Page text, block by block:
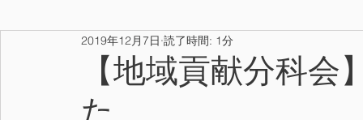
【地域貢献分科
た
2019年12月7日 読了時間: 1分